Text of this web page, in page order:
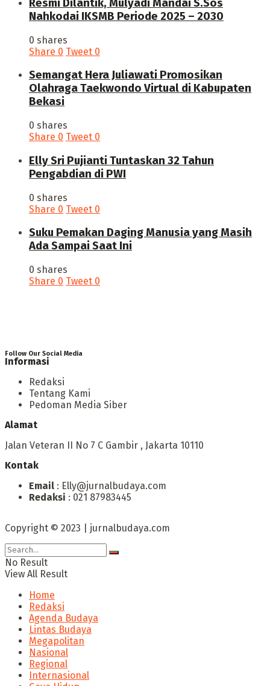
Resmi Dilantik, Mulyadi Mandai S.Sos
Nahkodai IKSMB Periode 2025 – 2030
0 shares
Share 0 Tweet 0
Semangat Hera Juliawati Promosikan
Olahraga Taekwondo Virtual di Kabupaten
Bekasi
0 shares
Share 0 Tweet 0
Elly Sri Pujianti Tuntaskan 32 Tahun
Pengabdian di PWI
0 shares
Share 0 Tweet 0
‎Suku Pemakan Daging Manusia yang Masih
Ada Sampai Saat Ini
0 shares
Share 0 Tweet 0
Follow Our Social Media
Informasi
Redaksi
Tentang Kami
Pedoman Media Siber
Alamat
Jalan Veteran II No 7 C Gambir , Jakarta 10110
Kontak
Email : Elly@jurnalbudaya.com
Redaksi : 021 87983445
Copyright © 2023 | jurnalbudaya.com
No Result
View All Result
Home
Redaksi
Agenda Budaya
Lintas Budaya
Megapolitan
Nasional
Regional
Internasional